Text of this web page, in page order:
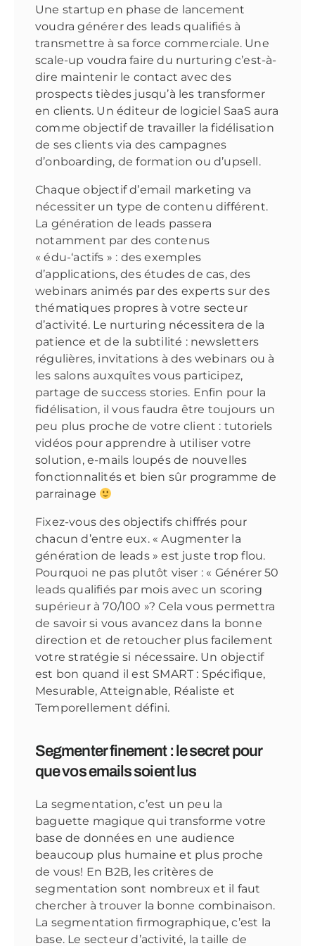
Une startup en phase de lancement
voudra générer des leads qualifiés à
transmettre à sa force commerciale. Une
scale-up voudra faire du nurturing c’est-à-
dire maintenir le contact avec des
prospects tièdes jusqu’à les transformer
en clients. Un éditeur de logiciel SaaS aura
comme objectif de travailler la fidélisation
de ses clients via des campagnes
d’onboarding, de formation ou d’upsell.
Chaque objectif d’email marketing va
nécessiter un type de contenu différent.
La génération de leads passera
notamment par des contenus
« édu-‘actifs » : des exemples
d’applications, des études de cas, des
webinars animés par des experts sur des
thématiques propres à votre secteur
d’activité. Le nurturing nécessitera de la
patience et de la subtilité : newsletters
régulières, invitations à des webinars ou à
les salons auxquîtes vous participez,
partage de success stories. Enfin pour la
fidélisation, il vous faudra être toujours un
peu plus proche de votre client : tutoriels
vidéos pour apprendre à utiliser votre
solution, e-mails loupés de nouvelles
fonctionnalités et bien sûr programme de
parrainage
Fixez-vous des objectifs chiffrés pour
chacun d’entre eux. « Augmenter la
génération de leads » est juste trop flou.
Pourquoi ne pas plutôt viser : « Générer 50
leads qualifiés par mois avec un scoring
supérieur à 70/100 »? Cela vous permettra
de savoir si vous avancez dans la bonne
direction et de retoucher plus facilement
votre stratégie si nécessaire. Un objectif
est bon quand il est SMART : Spécifique,
Mesurable, Atteignable, Réaliste et
Temporellement défini.
Segmenter finement : le secret pour
que vos emails soient lus
La segmentation, c’est un peu la
baguette magique qui transforme votre
base de données en une audience
beaucoup plus humaine et plus proche
de vous! En B2B, les critères de
segmentation sont nombreux et il faut
chercher à trouver la bonne combinaison.
La segmentation firmographique, c’est la
base. Le secteur d’activité, la taille de